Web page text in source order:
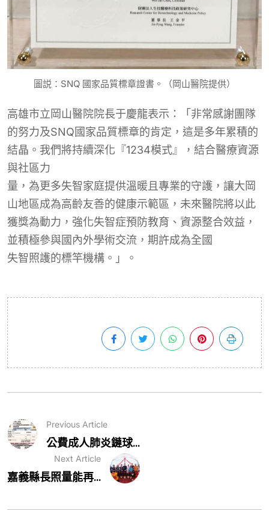
圖説：SNQ 國家品質標章證書。（岡山醫院提供）
高雄市立岡山醫院院長于慶龍表示：「非常感謝團隊
的努力及SNQ國家品質標章的肯定，這是多年累積的
結晶。我們將持續深化『1234模式』，結合醫療資源
與社區力
量，為更多失智家庭提供溫暖且專業的守護，讓大岡
山地區成為高齡友善的健康示範區，未來醫院將以此
獲獎為動力，強化失智症預防教育、資源整合效益，
並積極參與國內外學術交流，期許成為全國
失智照護的標竿機構 。 」 。
Previous Article
公費成人肺炎鏈球...
Next Article
嘉義縣長照量能再...